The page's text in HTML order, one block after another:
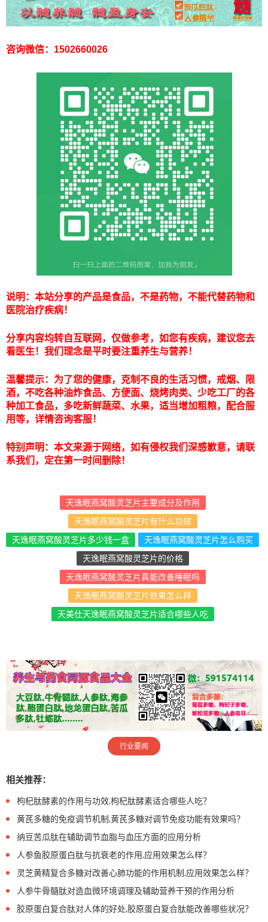
咨询微信：1502660026
说明：本站分享的产品是食品，不是药物，不能代替药物和
医院治疗疾病！
分享内容均转自互联网，仅做参考，如您有疾病，建议您去
看医生！我们理念是平时要注重养生与营养！
温馨提示：为了您的健康，克制不良的生活习惯，戒烟、限
酒，不吃各种油炸食品、方便面、烧烤肉类、少吃工厂的各
种加工食品，多吃新鲜蔬菜、水果，适当增加粗粮，配合服
用等，详情咨询客服！
特别声明：本文来源于网络，如有侵权我们深感歉意，请联
系我们，定在第一时间删除！
天逸眠燕窝酸灵芝片主要成分及作用
天逸眠燕窝酸灵芝片有什么功效
天逸眠燕窝酸灵芝片多少钱一盒
天逸眠燕窝酸灵芝片怎么购买
天逸眠燕窝酸灵芝片的价格
天逸眠燕窝酸灵芝片真能改善睡眠吗
天逸眠燕窝酸灵芝片效果怎么样
天美仕天逸眠燕窝酸灵芝片适合哪些人吃
行业要闻
相关推荐：
枸杞肽酵素的作用与功效,枸杞肽酵素适合哪些人吃？
黄芪多糖的免疫调节机制,黄芪多糖对调节免疫功能有效果吗？
纳豆苦瓜肽在辅助调节血脂与血压方面的应用分析
人参鱼胶原蛋白肽与抗衰老的作用,应用效果怎么样？
灵芝黄精复合多糖对改善心肺功能的作用机制,应用效果怎么样？
人参牛骨髓肽对造血微环境调理及辅助营养干预的作用分析
胶原蛋白复合肽对人体的好处,胶原蛋白复合肽能改善哪些状况？